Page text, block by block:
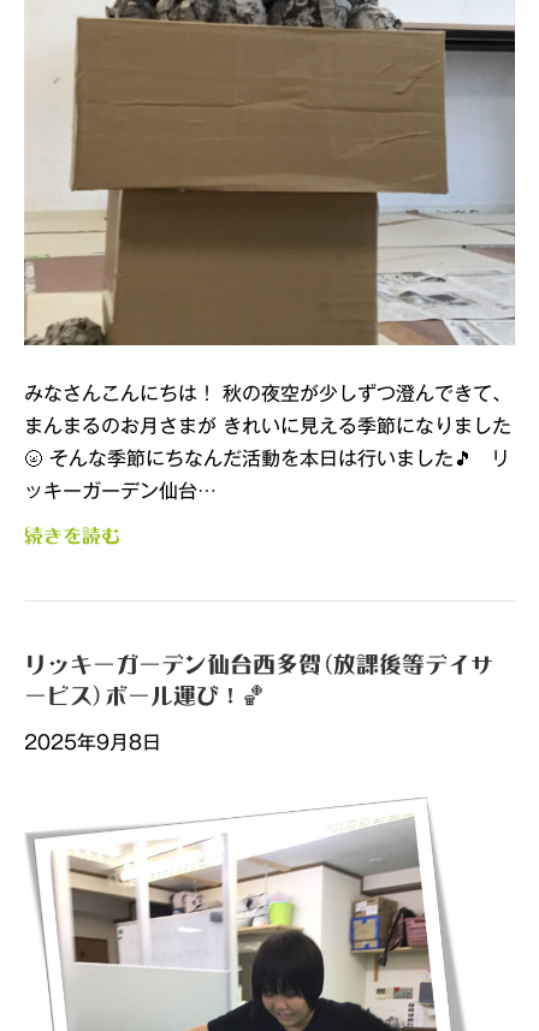
みなさんこんにちは！ 秋の夜空が少しずつ澄んできて、
まんまるのお月さまが きれいに見える季節になりました
🌝 そんな季節にちなんだ活動を本日は行いました🎵 リ
ッキーガーデン仙台…
続きを読む
リッキーガーデン仙台西多賀(放課後等デイサ
ービス)ボール運び！🏀
2025年9月8日